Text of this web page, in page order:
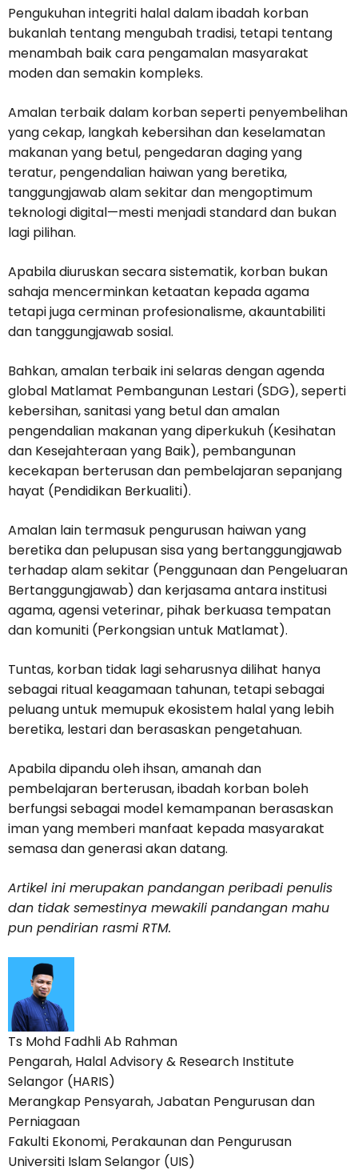
Pengukuhan integriti halal dalam ibadah korban
bukanlah tentang mengubah tradisi, tetapi tentang
menambah baik cara pengamalan masyarakat
moden dan semakin kompleks.
Amalan terbaik dalam korban seperti penyembelihan
yang cekap, langkah kebersihan dan keselamatan
makanan yang betul, pengedaran daging yang
teratur, pengendalian haiwan yang beretika,
tanggungjawab alam sekitar dan mengoptimum
teknologi digital—mesti menjadi standard dan bukan
lagi pilihan.
Apabila diuruskan secara sistematik, korban bukan
sahaja mencerminkan ketaatan kepada agama
tetapi juga cerminan profesionalisme, akauntabiliti
dan tanggungjawab sosial.
Bahkan, amalan terbaik ini selaras dengan agenda
global Matlamat Pembangunan Lestari (SDG), seperti
kebersihan, sanitasi yang betul dan amalan
pengendalian makanan yang diperkukuh (Kesihatan
dan Kesejahteraan yang Baik), pembangunan
kecekapan berterusan dan pembelajaran sepanjang
hayat (Pendidikan Berkualiti).
Amalan lain termasuk pengurusan haiwan yang
beretika dan pelupusan sisa yang bertanggungjawab
terhadap alam sekitar (Penggunaan dan Pengeluaran
Bertanggungjawab) dan kerjasama antara institusi
agama, agensi veterinar, pihak berkuasa tempatan
dan komuniti (Perkongsian untuk Matlamat).
Tuntas, korban tidak lagi seharusnya dilihat hanya
sebagai ritual keagamaan tahunan, tetapi sebagai
peluang untuk memupuk ekosistem halal yang lebih
beretika, lestari dan berasaskan pengetahuan.
Apabila dipandu oleh ihsan, amanah dan
pembelajaran berterusan, ibadah korban boleh
berfungsi sebagai model kemampanan berasaskan
iman yang memberi manfaat kepada masyarakat
semasa dan generasi akan datang.
Artikel ini merupakan pandangan peribadi penulis
dan tidak semestinya mewakili pandangan mahu
pun pendirian rasmi RTM.
Ts Mohd Fadhli Ab Rahman
Pengarah, Halal Advisory & Research Institute
Selangor (HARIS)
Merangkap Pensyarah, Jabatan Pengurusan dan
Perniagaan
Fakulti Ekonomi, Perakaunan dan Pengurusan
Universiti Islam Selangor (UIS)